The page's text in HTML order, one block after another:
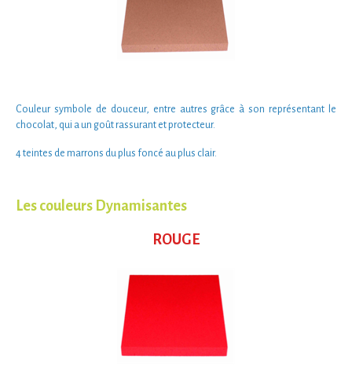
Couleur symbole de douceur, entre autres grâce à son représentant le
chocolat, qui a un goûtrassurant et protecteur.
4 teintes de marrons du plus foncé au plus clair.
Les couleurs Dynamisantes
ROUGE